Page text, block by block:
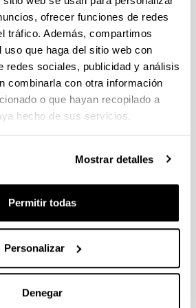
ofrecer funciones de redes
tráfico. Además, compartimos
uso que haga del sitio web con
redes sociales, publicidad y análisis
combinarla con otra información
o que hayan recopilado a
hecho de sus servicios.
Mostrar detalles
Permitir todas
Personalizar
Denegar
Symposium on
of Polymeric
ISFR 2017)
al congreso con ISBN: 978-80-
la comunicación
of pyrolysis vapours fom the
aerospace industry
A. López-
E. Acha, C. Martínez, I. de